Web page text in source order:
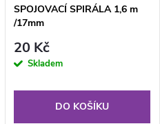
SPOJOVACÍ SPIRÁLA 1,6 m
/17mm
20 Kč
Skladem
DO KOŠÍKU